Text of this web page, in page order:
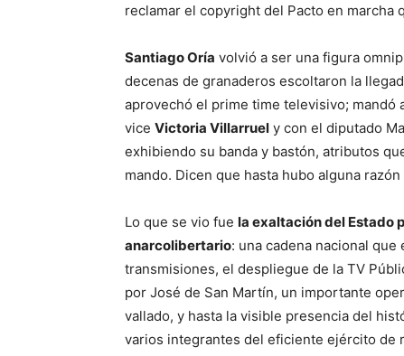
reclamar el copyright del Pacto en marcha
Santiago Oría volvió a ser una figura
decenas de granaderos escoltaron la
aprovechó el prime time televisivo;
vice Victoria Villarruel y con el diputado
exhibiendo su banda y bastón, atributos
mando. Dicen que hasta hubo alguna
Lo que se vio fue la exaltación del Estado
anarcolibertario: una cadena nacional
transmisiones, el despliegue de la TV
por José de San Martín, un importante
vallado, y hasta la visible presencia del
varios integrantes del eficiente ejército de